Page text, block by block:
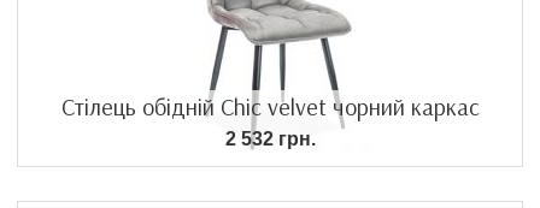
Стілець обідній Chic velvet чорний каркас
2 532 грн.